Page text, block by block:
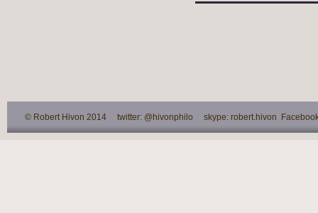
© Robert Hivon 2014 twitter: @hivonphilo skype: robert.hivon